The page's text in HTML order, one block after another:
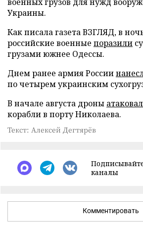
Украины.
Как писала газета ВЗГЛЯД, в
российские военные поразили
грузами южнее Одессы.
Днем ранее армия России
по четырем украинским
В начале августа дроны
корабли в порту Николаева.
Текст: Алексей Дегтярёв
каналы
Комментировать